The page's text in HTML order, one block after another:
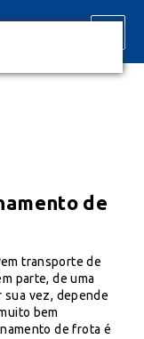
de
transporte de
parte, de uma
vez, depende
bem
de frota é